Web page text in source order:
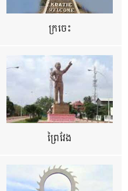
ក្រចេះ
ព្រៃវែង